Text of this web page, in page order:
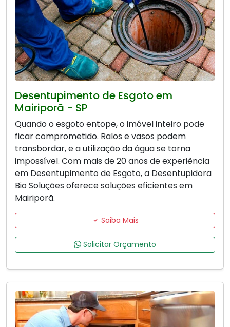
Desentupimento de Esgoto em
Mairiporã - SP
Quando o esgoto entope, o imóvel inteiro pode
ficar comprometido. Ralos e vasos podem
transbordar, e a utilização da água se torna
impossível. Com mais de 20 anos de experiência
em Desentupimento de Esgoto, a Desentupidora
Bio Soluções oferece soluções eficientes em
Mairiporã.
Saiba Mais
Solicitar Orçamento